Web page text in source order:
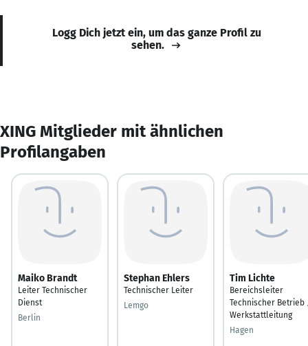
Logg Dich jetzt ein, um das ganze Profil zu
sehen.
XING Mitglieder mit ähnlichen
Profilangaben
Maiko Brandt
Leiter Technischer
Dienst
Berlin
Stephan Ehlers
Technischer Leiter
Lemgo
Tim Lichte
Bereichsleiter
Technischer Betrieb
Werkstattleitung
Hagen